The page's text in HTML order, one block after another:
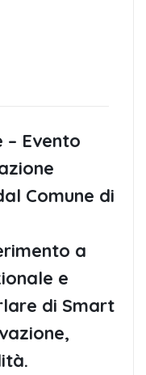
– Evento
Comune di
a
e
di Smart